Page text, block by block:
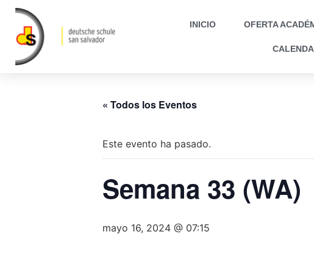
INICIO OFERTA
« Todos los Eventos
Este evento ha pasado.
Semana 33 (WA)
mayo 16, 2024 @ 07:15